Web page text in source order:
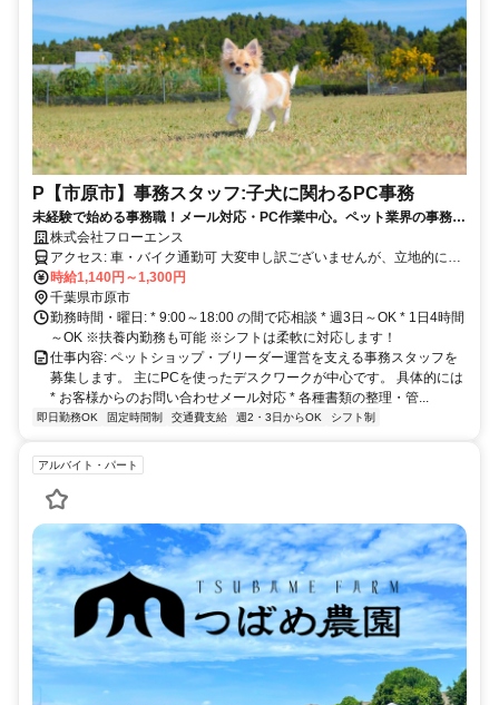
P【市原市】事務スタッフ:子犬に関わるPC事務
未経験で始める事務職！メール対応・PC作業中心。ペット業界の事務職
募集！
株式会社フローエンス
アクセス: 車・バイク通勤可 大変申し訳ございませんが、立地的に公
共の交通機関での通勤はできません。
時給1,140円～1,300円
千葉県市原市
勤務時間・曜日: * 9:00～18:00 の間で応相談 * 週3日～OK * 1日4時間
～OK ※扶養内勤務も可能 ※シフトは柔軟に対応します！
仕事内容: ペットショップ・ブリーダー運営を支える事務スタッフを
募集します。 主にPCを使ったデスクワークが中心です。 具体的には
* お客様からのお問い合わせメール対応 * 各種書類の整理・管...
即日勤務OK 固定時間制 交通費支給 週2・3日からOK シフト制
アルバイト・パート